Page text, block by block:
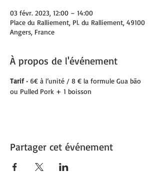
03 févr. 2023, 12:00 – 14:00
Place du Ralliement, Pl. du Ralliement, 49100
Angers, France
À propos de l'événement
Tarif • 6€ à l’unité / 8 € la formule Gua bāo
ou Pulled Pork + 1 boisson
Partager cet événement